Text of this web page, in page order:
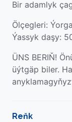
Bir adamlyk
Ölçegleri:
Ýassyk daşy:
ÜNS BERIŇ!
üýtgäp biler.
Reňk